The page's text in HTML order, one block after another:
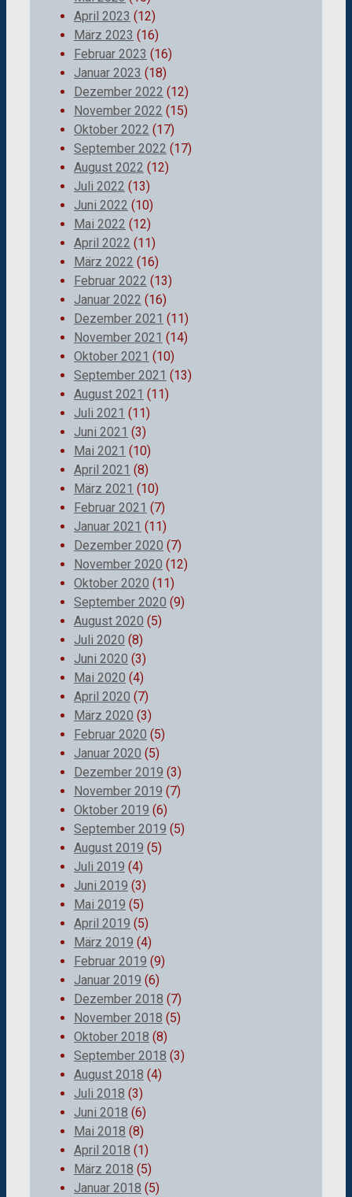
April 2023 (12)
März 2023 (16)
Februar 2023 (16)
Januar 2023 (18)
Dezember 2022 (12)
November 2022 (15)
Oktober 2022 (17)
September 2022 (17)
August 2022 (12)
Juli 2022 (13)
Juni 2022 (10)
Mai 2022 (12)
April 2022 (11)
März 2022 (16)
Februar 2022 (13)
Januar 2022 (16)
Dezember 2021 (11)
November 2021 (14)
Oktober 2021 (10)
September 2021 (13)
August 2021 (11)
Juli 2021 (11)
Juni 2021 (3)
Mai 2021 (10)
April 2021 (8)
März 2021 (10)
Februar 2021 (7)
Januar 2021 (11)
Dezember 2020 (7)
November 2020 (12)
Oktober 2020 (11)
September 2020 (9)
August 2020 (5)
Juli 2020 (8)
Juni 2020 (3)
Mai 2020 (4)
April 2020 (7)
März 2020 (3)
Februar 2020 (5)
Januar 2020 (5)
Dezember 2019 (3)
November 2019 (7)
Oktober 2019 (6)
September 2019 (5)
August 2019 (5)
Juli 2019 (4)
Juni 2019 (3)
Mai 2019 (5)
April 2019 (5)
März 2019 (4)
Februar 2019 (9)
Januar 2019 (6)
Dezember 2018 (7)
November 2018 (5)
Oktober 2018 (8)
September 2018 (3)
August 2018 (4)
Juli 2018 (3)
Juni 2018 (6)
Mai 2018 (8)
April 2018 (1)
März 2018 (5)
Januar 2018 (5)